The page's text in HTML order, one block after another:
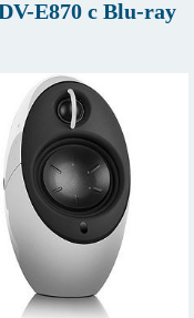
E870 с Blu-ray